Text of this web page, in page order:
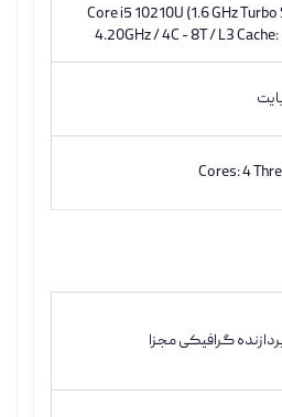
Core i5 10210U (1.6 GHz Turbo
4.20GHz / 4C - 8T / L3 Cache:
Cores: 4
گرافیکی مجزا